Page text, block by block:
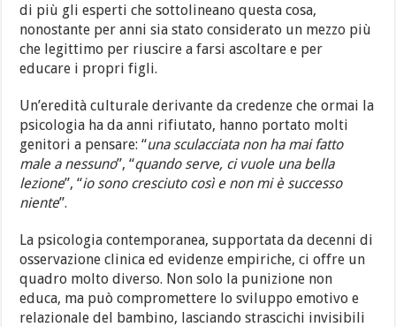
di più gli esperti che sottolineano questa cosa,
nonostante per anni sia stato considerato un mezzo più
che legittimo per riuscire a farsi ascoltare e per
educare i propri figli.
Un’eredità culturale derivante da credenze che ormai la
psicologia ha da anni rifiutato, hanno portato molti
genitori a pensare: “una sculacciata non ha mai fatto
male a nessuno”, “quando serve, ci vuole una bella
lezione”, “io sono cresciuto così e non mi è successo
niente”.
La psicologia contemporanea, supportata da decenni di
osservazione clinica ed evidenze empiriche, ci offre un
quadro molto diverso. Non solo la punizione non
educa, ma può compromettere lo sviluppo emotivo e
relazionale del bambino, lasciando strascichi invisibili